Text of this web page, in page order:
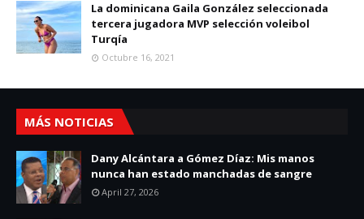
La dominicana Gaila González seleccionada
tercera jugadora MVP selección voleibol
Turqía
Octubre 16, 2021
MÁS NOTICIAS
Dany Alcántara a Gómez Díaz: Mis manos
nunca han estado manchadas de sangre
April 27, 2026